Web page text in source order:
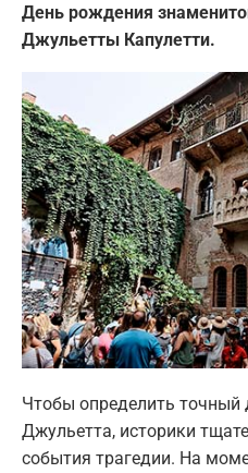
День рождения
Джульетты Капулетти.
Чтобы определить точный
Джульетта, историки
события трагедии. На